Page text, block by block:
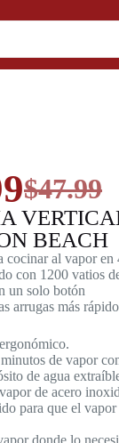
$47.99
BEACH
cocinar al vapor en
con 1200 vatios
un solo botón
arrugas más
de vapor
de agua
de acero
para que el
donde lo